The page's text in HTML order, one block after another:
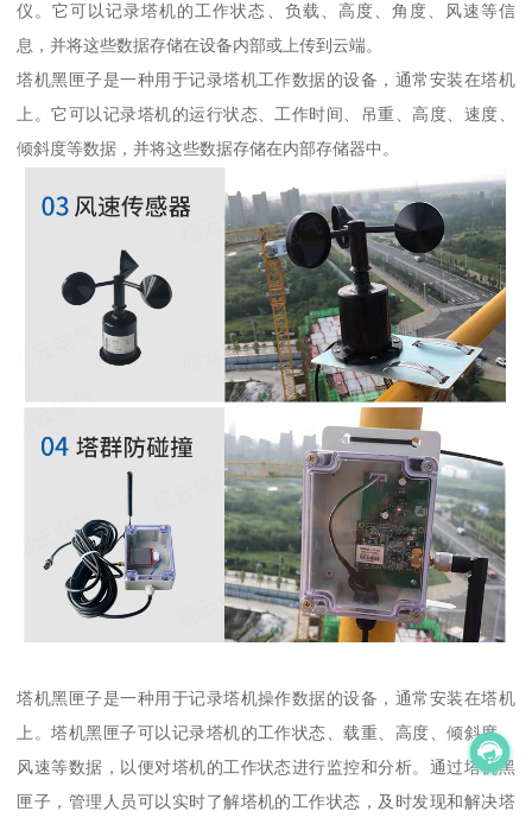
仪。它可以记录塔机的工作状态、负载、高度、角度、风速等信
息，并将这些数据存储在设备内部或上传到云端。
塔机黑匣子是一种用于记录塔机工作数据的设备，通常安装在塔机
上。它可以记录塔机的运行状态、工作时间、吊重、高度、速度、
倾斜度等数据，并将这些数据存储在内部存储器中。
塔机黑匣子是一种用于记录塔机操作数据的设备，通常安装在塔机
上。塔机黑匣子可以记录塔机的工作状态、载重、高度、倾斜度、
风速等数据，以便对塔机的工作状态进行监控和分析。通过塔机黑
匣子，管理人员可以实时了解塔机的工作状态，及时发现和解决塔